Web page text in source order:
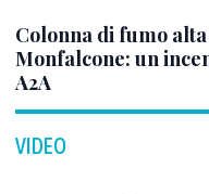
Colonna di fumo
Monfalcone: un
A2A
VIDEO